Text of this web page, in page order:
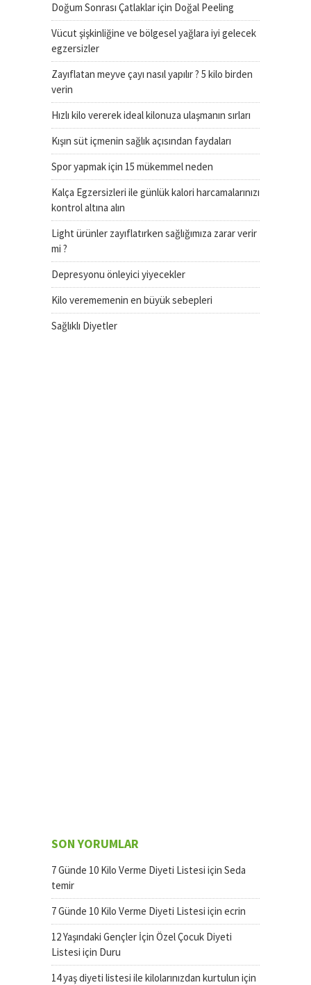
Doğum Sonrası Çatlaklar için Doğal Peeling
Vücut şişkinliğine ve bölgesel yağlara iyi gelecek
egzersizler
Zayıflatan meyve çayı nasıl yapılır ? 5 kilo birden
verin
Hızlı kilo vererek ideal kilonuza ulaşmanın sırları
Kışın süt içmenin sağlık açısından faydaları
Spor yapmak için 15 mükemmel neden
Kalça Egzersizleri ile günlük kalori harcamalarınızı
kontrol altına alın
Light ürünler zayıflatırken sağlığımıza zarar verir
mi ?
Depresyonu önleyici yiyecekler
Kilo verememenin en büyük sebepleri
Sağlıklı Diyetler
SON YORUMLAR
7 Günde 10 Kilo Verme Diyeti Listesi için Seda
temir
7 Günde 10 Kilo Verme Diyeti Listesi için ecrin
12 Yaşındaki Gençler İçin Özel Çocuk Diyeti
Listesi için Duru
14 yaş diyeti listesi ile kilolarınızdan kurtulun için